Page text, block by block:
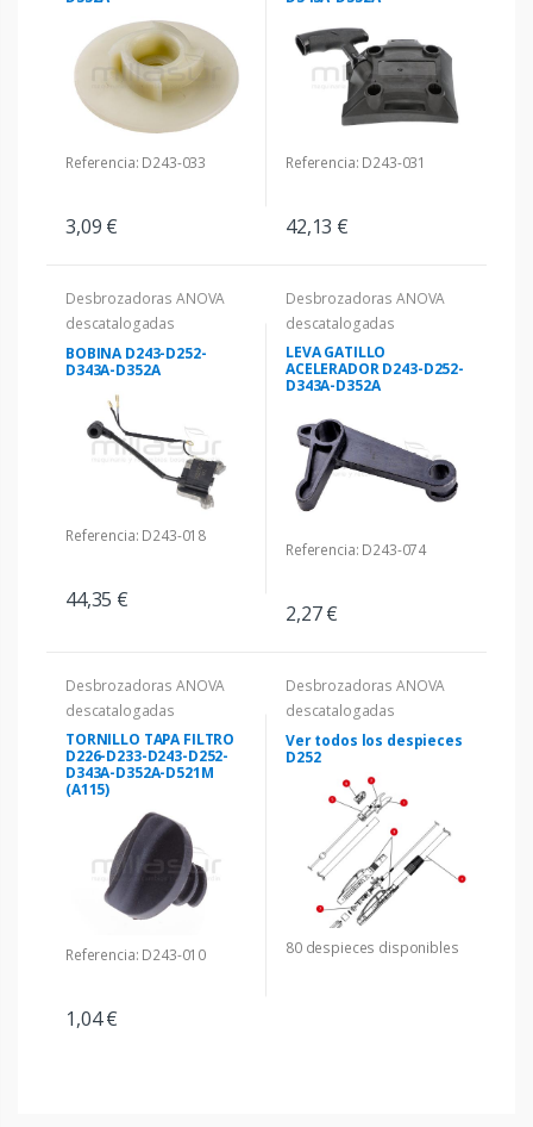
Referencia: D243-033
3,09 €
Referencia: D243-031
42,13 €
Desbrozadoras ANOVA
descatalogadas
BOBINA D243-D252-
D343A-D352A
Referencia: D243-018
44,35 €
Desbrozadoras ANOVA
descatalogadas
LEVA GATILLO
ACELERADOR D243-D252-
D343A-D352A
Referencia: D243-074
2,27 €
Desbrozadoras ANOVA
descatalogadas
TORNILLO TAPA FILTRO
D226-D233-D243-D252-
D343A-D352A-D521M
(A115)
Referencia: D243-010
1,04 €
Desbrozadoras ANOVA
descatalogadas
Ver todos los despieces
D252
80 despieces disponibles